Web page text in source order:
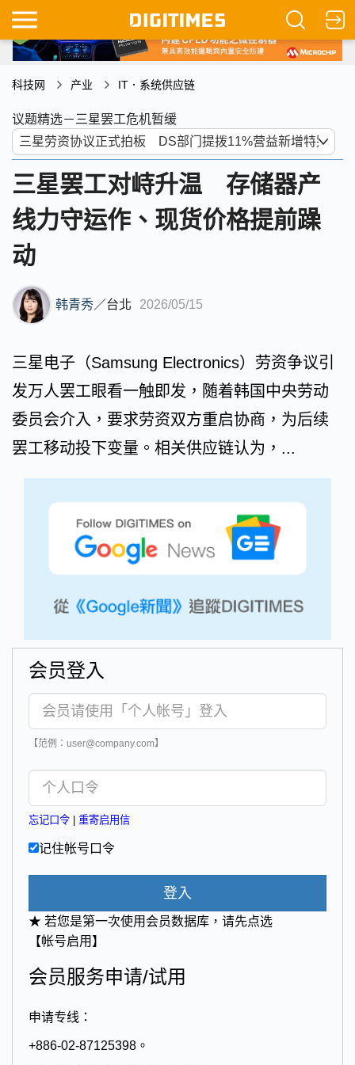
科技网 产业 IT．系统供应链
议题精选－三星罢工危机暂缓
三星罢工对峙升温 存储器产
线力守运作、现货价格提前躁
动
韩青秀／台北 2026/05/15
三星电子（Samsung Electronics）劳资争议引
发万人罢工眼看一触即发，随着韩国中央劳动
委员会介入，要求劳资双方重启协商，为后续
罢工移动投下变量。相关供应链认为，...
会员登入
【范例：user@company.com】
忘记口令 重寄启用信
记住帐号口令
登入
★ 若您是第一次使用会员数据库，请先点选
【帐号启用】
会员服务申请/试用
申请专线：
+886-02-87125398。